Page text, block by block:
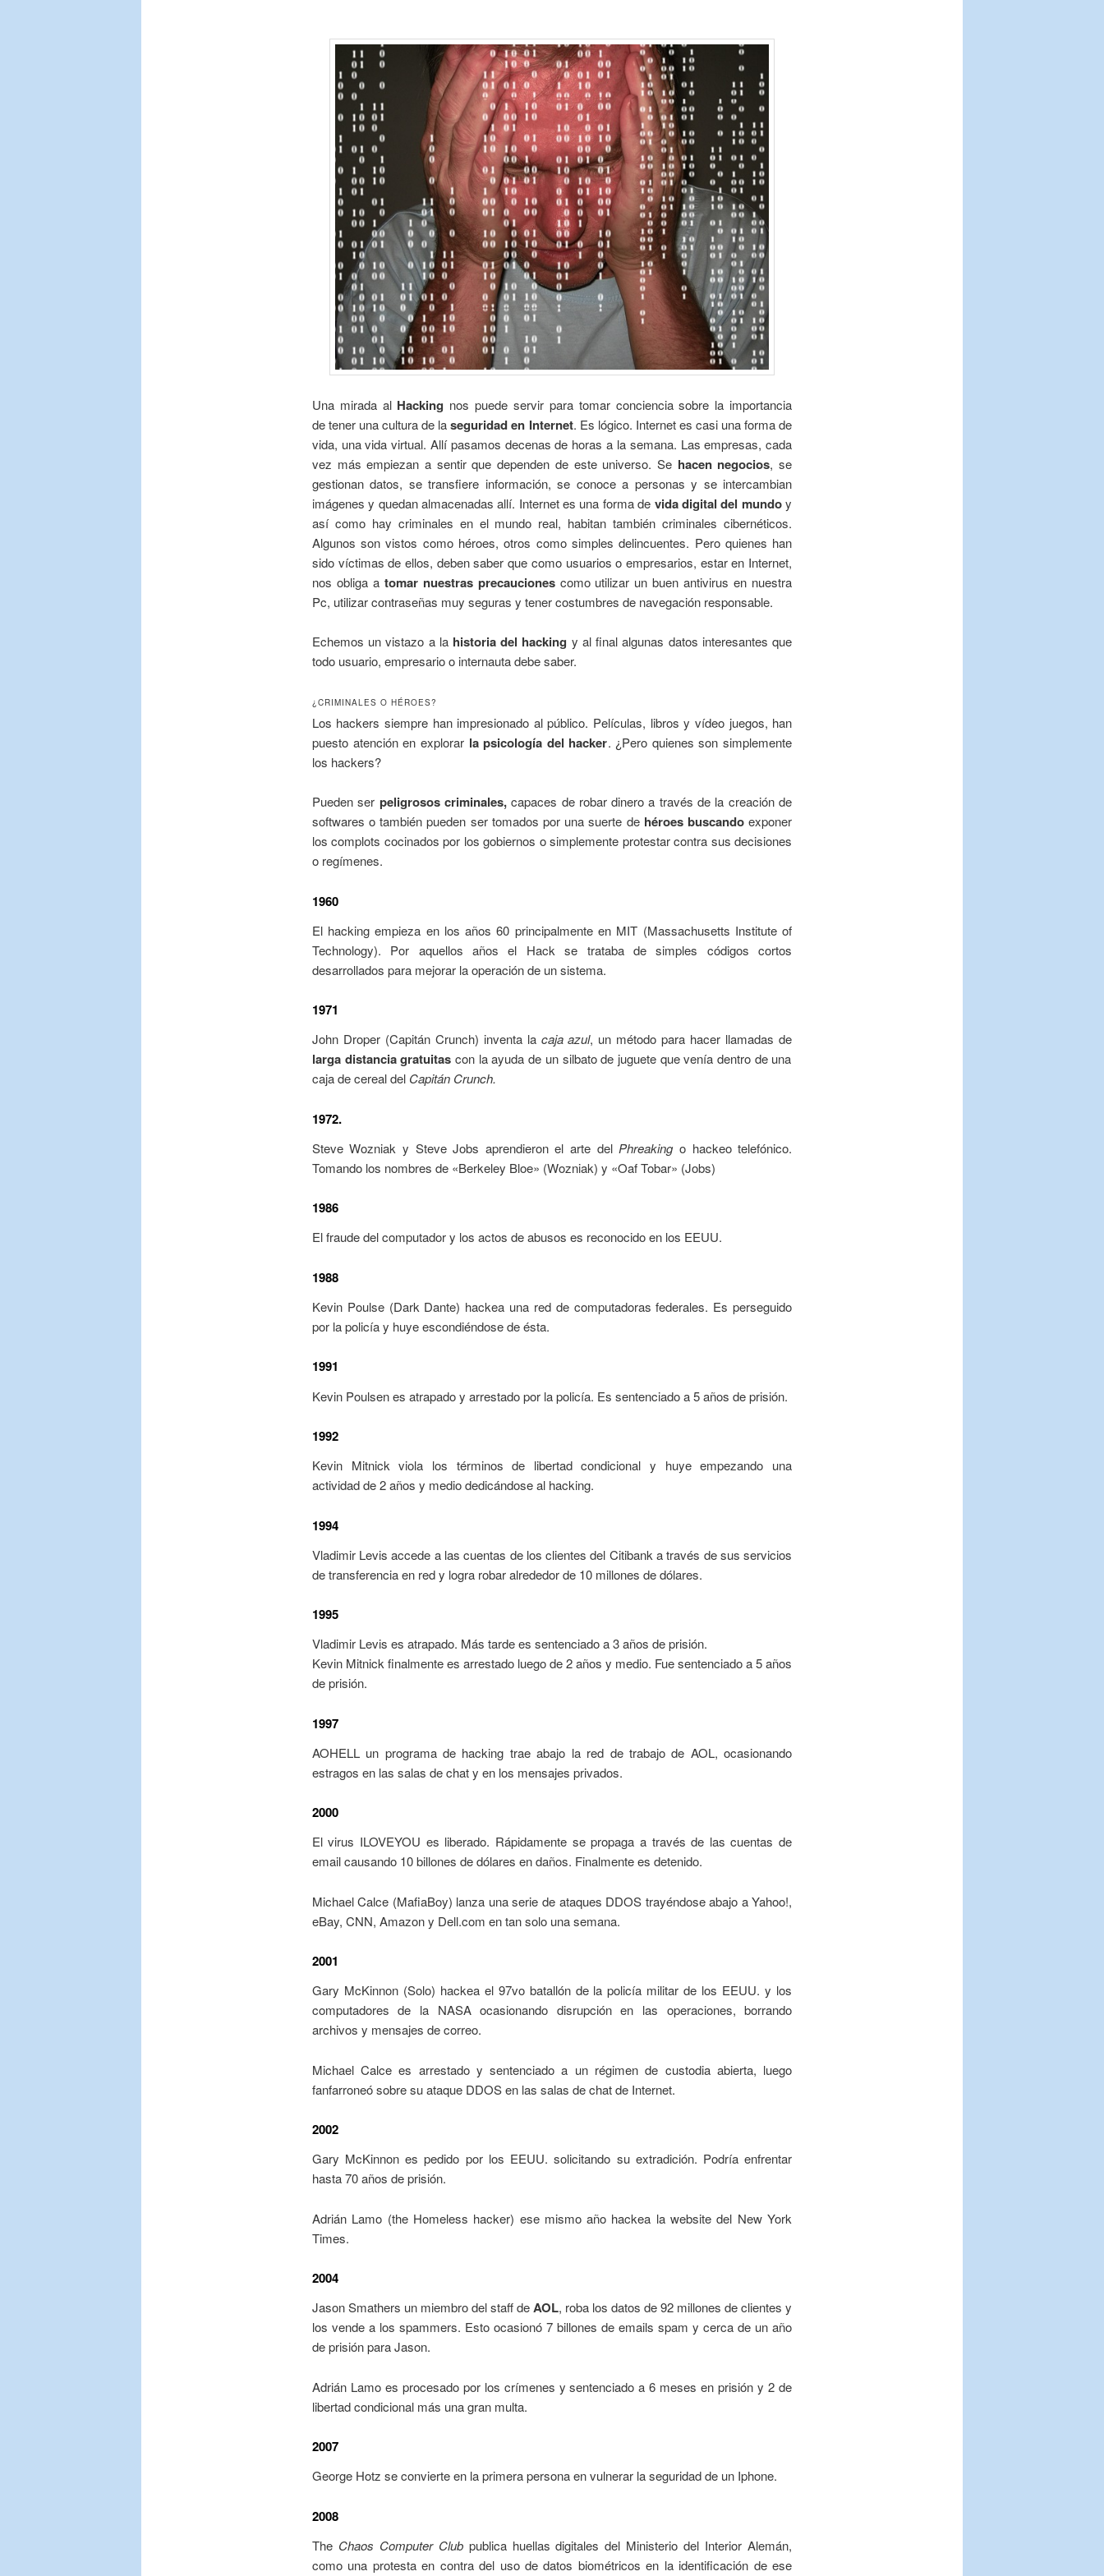
Una mirada al Hacking nos puede servir para tomar conciencia sobre la importancia
de tener una cultura de laseguridad en Internet. Es lógico. Internet es casi una forma de
vida, una vida virtual. Allí pasamos decenas de horas a la semana. Las empresas, cada
vez más empiezan a sentir que dependen de este universo. Se hacen negocios, se
gestionan datos, se transfiere información, se conoce a personas y se intercambian
imágenes y quedan almacenadas allí. Internet es una forma de vida digital del mundoy
así como hay criminales en el mundo real, habitan también criminales cibernéticos.
Algunos son vistos como héroes, otros como simples delincuentes. Pero quienes han
sido víctimas de ellos, deben saber que como usuarios o empresarios, estar en Internet,
nos obliga a tomar nuestras precaucionescomo utilizar un buen antivirus en nuestra
Pc, utilizar contraseñas muy seguras y tener costumbres de navegación responsable.
Echemos un vistazo a la historia del hacking y al final algunas datos interesantes que
todo usuario, empresario o internauta debe saber.
¿CRIMINALES O HÉROES?
Los hackers siempre han impresionado al público. Películas, libros y vídeo juegos, han
puesto atención en explorar la psicología del hacker. ¿Pero quienes son simplemente
los hackers?
Pueden ser peligrosos criminales,capaces de robar dinero a través de la creación de
softwares o también pueden ser tomados por una suerte de héroes buscandoexponer
los complots cocinados por los gobiernos o simplemente protestar contra sus decisiones
o regímenes.
1960
El hacking empieza en los años 60 principalmente en MIT (Massachusetts Institute of
Technology). Por aquellos años el Hack se trataba de simples códigos cortos
desarrollados para mejorar la operación de un sistema.
1971
John Droper (Capitán Crunch) inventa la caja azul, un método para hacer llamadas de
larga distancia gratuitas con la ayuda de un silbato de juguete que venía dentro de una
caja de cereal del Capitán Crunch.
1972.
Steve Wozniak y Steve Jobs aprendieron el arte del Phreakingo hackeo telefónico.
Tomando los nombres de «Berkeley Bloe» (Wozniak) y «Oaf Tobar» (Jobs)
1986
El fraude del computador y los actos de abusos es reconocido en los EEUU.
1988
Kevin Poulse (Dark Dante) hackea una red de computadoras federales. Es perseguido
por la policía y huye escondiéndose de ésta.
1991
Kevin Poulsen es atrapado y arrestado por la policía. Es sentenciado a 5 años de prisión.
1992
Kevin Mitnick viola los términos de libertad condicional y huye empezando una
actividad de 2 años y medio dedicándose al hacking.
1994
Vladimir Levis accede a las cuentas de los clientes del Citibank a través de sus servicios
de transferencia en red y logra robar alrededor de 10 millones de dólares.
1995
Vladimir Levis es atrapado. Más tarde es sentenciado a 3 años de prisión.
Kevin Mitnick finalmente es arrestado luego de 2 años y medio. Fue sentenciado a 5 años
de prisión.
1997
AOHELL un programa de hacking trae abajo la red de trabajo de AOL, ocasionando
estragos en las salas de chat y en los mensajes privados.
2000
El virus ILOVEYOU es liberado. Rápidamente se propaga a través de las cuentas de
email causando 10 billones de dólares en daños. Finalmente es detenido.
Michael Calce (MafiaBoy) lanza una serie de ataques DDOS trayéndose abajo a Yahoo!,
eBay, CNN, Amazon y Dell.com en tan solo una semana.
2001
Gary McKinnon (Solo) hackea el 97vo batallón de la policía militar de los EEUU. y los
computadores de la NASA ocasionando disrupción en las operaciones, borrando
archivos y mensajes de correo.
Michael Calce es arrestado y sentenciado a un régimen de custodia abierta, luego
fanfarroneó sobre su ataque DDOS en las salas de chat de Internet.
2002
Gary McKinnon es pedido por los EEUU. solicitando su extradición. Podría enfrentar
hasta 70 años de prisión.
Adrián Lamo (the Homeless hacker) ese mismo año hackea la website del New York
Times.
2004
Jason Smathers un miembro del staff deAOL, roba los datos de 92 millones de clientes y
los vende a los spammers. Esto ocasionó 7 billones de emails spam y cerca de un año
de prisión para Jason.
Adrián Lamo es procesado por los crímenes y sentenciado a 6 meses en prisión y 2 de
libertad condicional más una gran multa.
2007
George Hotz se convierte en la primera persona en vulnerar la seguridad de un Iphone.
2008
The Chaos Computer Clubpublica huellas digitales del Ministerio del Interior Alemán,
como una protesta en contra del uso de datos biométricos en la identificación de ese